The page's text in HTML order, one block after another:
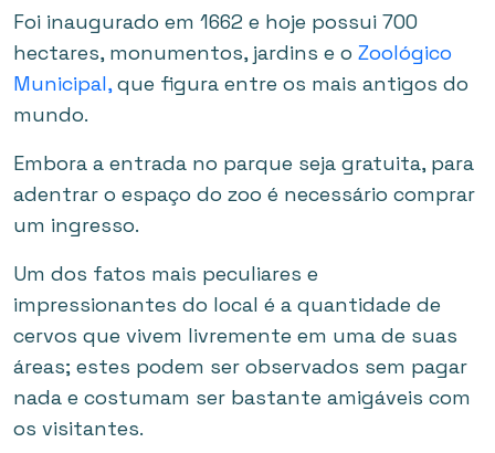
Foi inaugurado em 1662 e hoje possui 700
hectares, monumentos, jardins e o Zoológico
Municipal,que figura entre os mais antigos do
mundo.
Embora a entrada no parque seja gratuita, para
adentrar o espaço do zoo é necessário comprar
um ingresso.
Um dos fatos mais peculiares e
impressionantes do local é a quantidade de
cervos que vivem livremente em uma de suas
áreas; estes podem ser observados sem pagar
nada e costumam ser bastante amigáveis com
os visitantes.